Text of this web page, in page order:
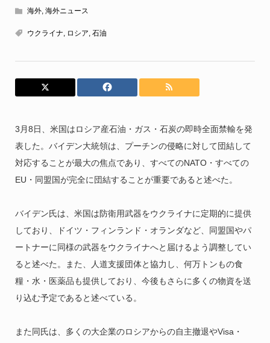
海外, 海外ニュース
ウクライナ, ロシア, 石油
3月8日、米国はロシア産石油・ガス・石炭の即時全面禁輸を発
表した。バイデン大統領は、プーチンの侵略に対して団結して
対応することが最大の焦点であり、すべてのNATO・すべての
EU・同盟国が完全に団結することが重要であると述べた。
バイデン氏は、米国は防衛用武器をウクライナに定期的に提供
しており、ドイツ・フィンランド・オランダなど、同盟国やパ
ートナーに同様の武器をウクライナへと届けるよう調整してい
ると述べた。また、人道支援団体と協力し、何万トンもの食
糧・水・医薬品も提供しており、今後もさらに多くの物資を送
り込む予定であると述べている。
また同氏は、多くの大企業のロシアからの自主撤退やVisa・